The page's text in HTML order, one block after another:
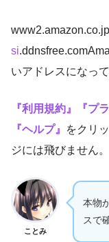
si
いアドレスになっ
『利用規約』『プ
『ヘルプ』
をクリ
ジには飛びません。
ことみ
本物
スで